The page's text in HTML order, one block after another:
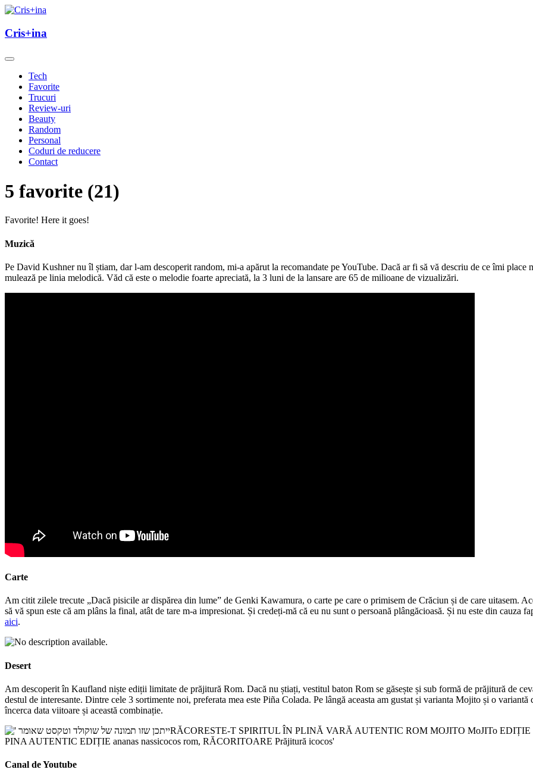
Skip
content
Cris+ina
Cris+ina
Tech
Favorite
Trucuri
Review-uri
Beauty
Random
Personal
Coduri de reducere
Contact
5 favorite (21)
Favorite! Here it goes!
Muzică
Pe David Kushner nu îl știam, dar l-am descoperit random, mi-a apărut la recomandate pe YouTube. Dacă ar fi să vă descriu de ce îmi
mulează pe linia melodică. Văd că este o melodie foarte apreciată, la 3 luni de la lansare are 65 de milioane de vizualizări.
Carte
Am citit zilele trecute „Dacă pisicile ar dispărea din lume” de Genki Kawamura, o carte pe care o primisem de Crăciun și de care uitasem.
să vă spun este că am plâns la final, atât de tare m-a impresionat. Și credeți-mă că eu nu sunt o persoană plângăcioasă. Și nu este din cauza
aici.
Desert
Am descoperit în Kaufland niște ediții limitate de prăjitură Rom. Dacă nu știați, vestitul baton Rom se găsește și sub formă de prăjitură de
destul de interesante. Dintre cele 3 sortimente noi, preferata mea este Piña Colada. Pe lângă aceasta am gustat și varianta Mojito și o
încerca data viitoare și această combinație.
Canal de Youtube